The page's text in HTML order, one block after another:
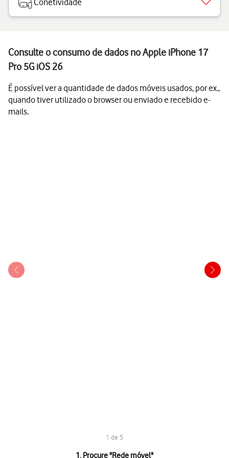
Conetividade
Consulte o consumo de dados no Apple iPhone 17
Pro 5G iOS 26
É possível ver a quantidade de dados móveis usados, por ex.,
quando tiver utilizado o browser ou enviado e recebido e-
mails.
1 de 5
1. Procure "Rede móvel"